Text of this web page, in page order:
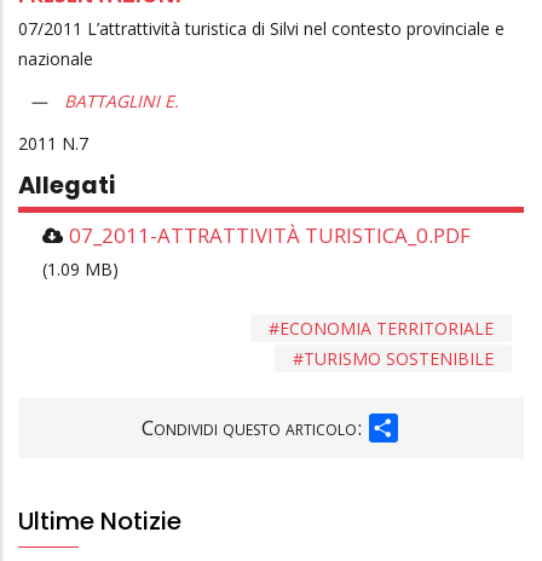
07/2011 L’attrattività turistica di Silvi nel contesto provinciale e
nazionale
BATTAGLINI E.
2011
7
Allegati
07_2011-ATTRATTIVITÀ TURISTICA_0.PDF
(1.09 MB)
ECONOMIA TERRITORIALE
TURISMO SOSTENIBILE
Condividi questo articolo:
Ultime Notizie